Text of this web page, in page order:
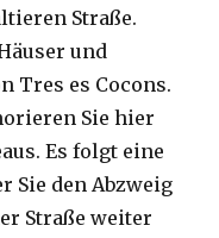
Straße.
und
Tres es Cocons.
Sie hier
Es folgt eine
Sie den Abzweig
Straße weiter